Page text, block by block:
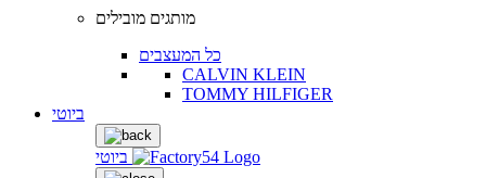
מותגים מובילים
כל המעצבים
CALVIN KLEIN
TOMMY HILFIGER
ביוטי
ביוטי